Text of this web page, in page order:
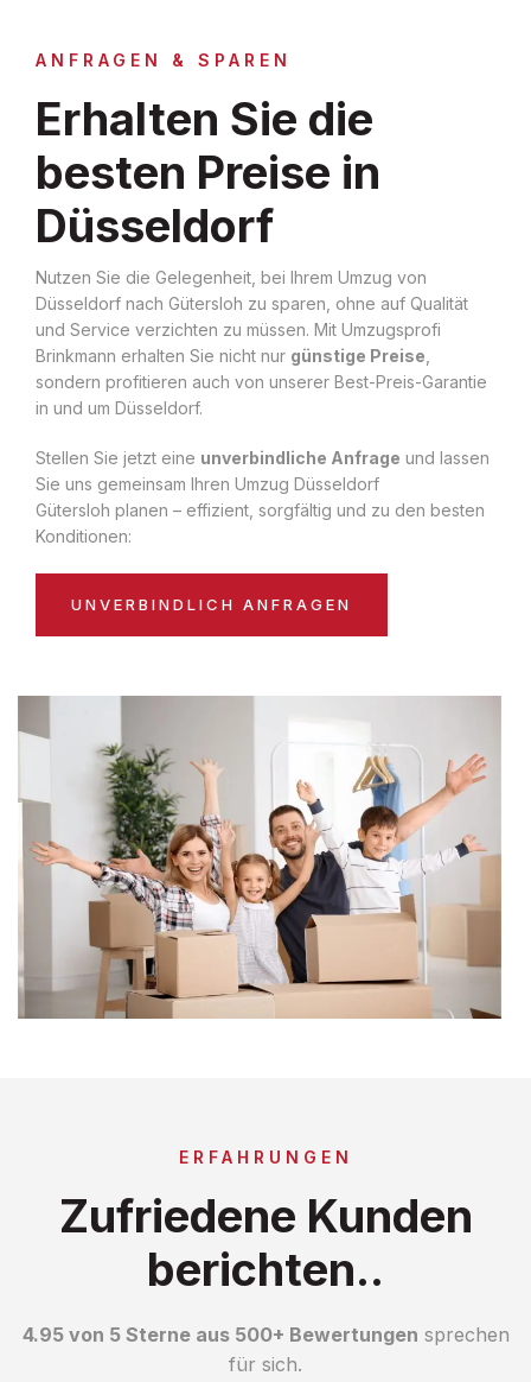
ANFRAGEN & SPAREN
Erhalten Sie die
besten Preise in
Düsseldorf
Nutzen Sie die Gelegenheit, bei Ihrem Umzug von
Düsseldorf nach Gütersloh zu sparen, ohne auf Qualität
und Service verzichten zu müssen. Mit Umzugsprofi
Brinkmann erhalten Sie nicht nur günstige Preise
sondern profitieren auch von unserer Best-Preis-Garantie
in und um Düsseldorf.
Stellen Sie jetzt eine unverbindliche Anfrage und lassen
Sie uns gemeinsam Ihren Umzug Düsseldorf
Gütersloh planen – effizient, sorgfältig und zu den besten
Konditionen:
UNVERBINDLICH ANFRAGEN
ERFAHRUNGEN
Zufriedene Kunden
berichten..
4.95 von 5 Sterne aus 500+ Bewertungen sprechen
für sich.